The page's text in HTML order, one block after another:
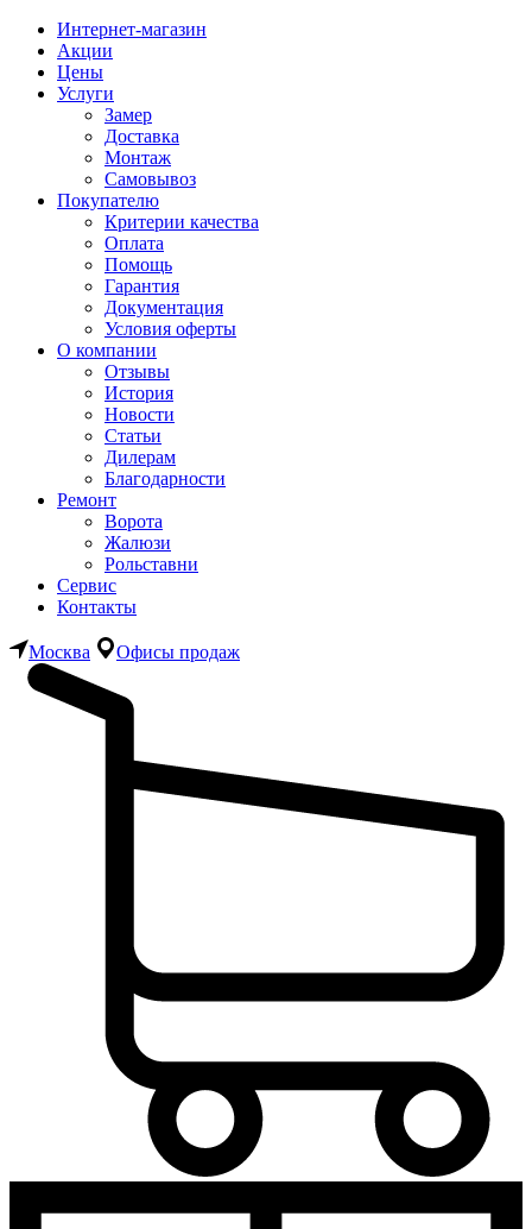
Интернет-магазин
Акции
Цены
Услуги
Замер
Доставка
Монтаж
Самовывоз
Покупателю
Критерии качества
Оплата
Помощь
Гарантия
Документация
Условия оферты
О компании
Отзывы
История
Новости
Статьи
Дилерам
Благодарности
Ремонт
Ворота
Жалюзи
Рольставни
Сервис
Контакты
Москва Офисы продаж